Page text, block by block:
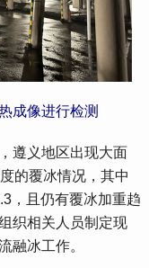
成像进行检测
遵义地区出现大面
的覆冰情况，其中
，且仍有覆冰加重趋
织相关人员制定现
融冰工作。